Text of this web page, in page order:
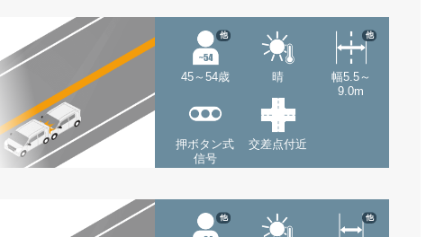
45～54歳
他
晴
幅5.5～
9.0m
他
押ボタン式
信号
交差点付近
他 他